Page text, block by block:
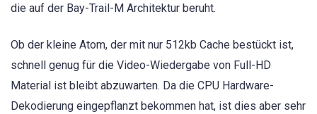
die auf der Bay-Trail-M Architektur beruht.
Ob der kleine Atom, der mit nur 512kb Cache bestückt ist,
schnell genug für die Video-Wiedergabe von Full-HD
Material ist bleibt abzuwarten. Da die CPU Hardware-
Dekodierung eingepflanzt bekommen hat, ist dies aber sehr